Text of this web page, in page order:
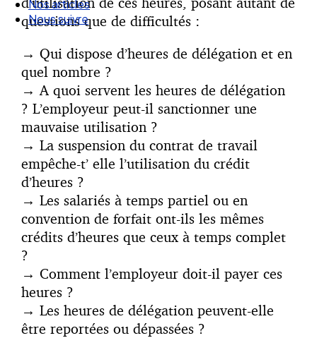
Nos articles
Nous suivre
questions que de difficultés :
→ Qui dispose d’heures de délégation et en
quel nombre ?
→ A quoi servent les heures de délégation
? L’employeur peut-il sanctionner une
mauvaise utilisation ?
→ La suspension du contrat de travail
empêche-t’ elle l’utilisation du crédit
d’heures ?
→ Les salariés à temps partiel ou en
convention de forfait ont-ils les mêmes
crédits d’heures que ceux à temps complet
?
→ Comment l’employeur doit-il payer ces
heures ?
→ Les heures de délégation peuvent-elle
être reportées ou dépassées ?